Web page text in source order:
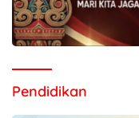
Pendidikan